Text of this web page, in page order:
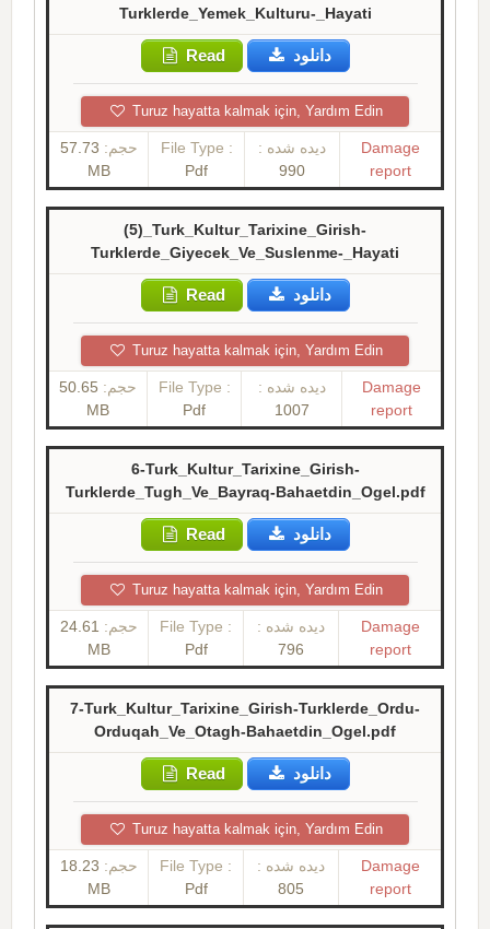
Turklerde_Yemek_Kulturu-_Hayati
Read دانلود
Turuz hayatta kalmak için, Yardım Edin
حجم: 57.73
MB
File Type :
Pdf
دیده شده :
990
Damage
report
(5)_Turk_Kultur_Tarixine_Girish-
Turklerde_Giyecek_Ve_Suslenme-_Hayati
Read دانلود
Turuz hayatta kalmak için, Yardım Edin
حجم: 50.65
MB
File Type :
Pdf
دیده شده :
1007
Damage
report
6-Turk_Kultur_Tarixine_Girish-
Turklerde_Tugh_Ve_Bayraq-Bahaetdin_Ogel.pdf
Read دانلود
Turuz hayatta kalmak için, Yardım Edin
حجم: 24.61
MB
File Type :
Pdf
دیده شده :
796
Damage
report
7-Turk_Kultur_Tarixine_Girish-Turklerde_Ordu-
Orduqah_Ve_Otagh-Bahaetdin_Ogel.pdf
Read دانلود
Turuz hayatta kalmak için, Yardım Edin
حجم: 18.23
MB
File Type :
Pdf
دیده شده :
805
Damage
report